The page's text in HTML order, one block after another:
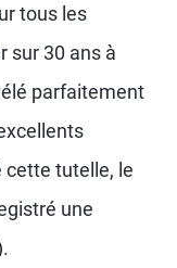
tous les
sur 30 ans à
parfaitement
cette tutelle, le
une